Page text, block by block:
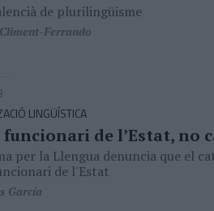
de plurilingüisme
Ferrando
LINGÜÍSTICA
funcionari de l’Estat, no
per la Llengua denuncia que el
de l'Estat
García